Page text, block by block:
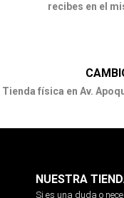
recibes en el
Tienda física en Av.
NUESTRA
Si es una duda o